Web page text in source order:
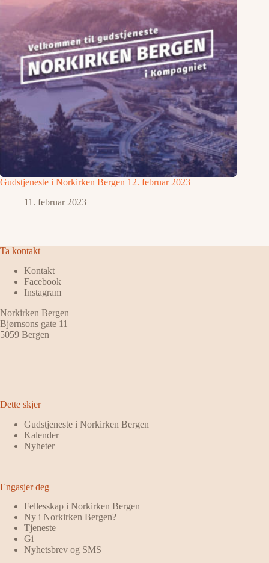
Gudstjeneste i Norkirken Bergen 12. februar 2023
11. februar 2023
Ta kontakt
Kontakt
Facebook
Instagram
Norkirken Bergen
Bjørnsons gate 11
5059 Bergen
Dette skjer
Gudstjeneste i Norkirken Bergen
Kalender
Nyheter
Engasjer deg
Fellesskap i Norkirken Bergen
Ny i Norkirken Bergen?
Tjeneste
Gi
Nyhetsbrev og SMS